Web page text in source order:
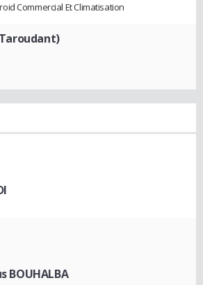
Commercial Et Climatisation
BOUHALBA